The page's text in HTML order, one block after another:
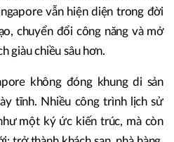
vẫn hiện diện trong đời
chuyển đổi công năng và mở
giàu chiều sâu hơn.
không đóng khung di sản
tĩnh. Nhiều công trình lịch sử
một ký ức kiến trúc, mà còn